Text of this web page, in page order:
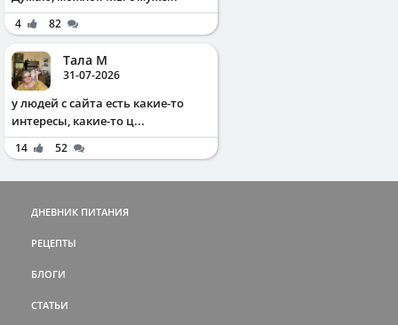
4 82
Тала М
31-07-2026
у людей с сайта есть какие-то
интересы, какие-то ц...
14 52
ДНЕВНИК ПИТАНИЯ
РЕЦЕПТЫ
БЛОГИ
СТАТЬИ